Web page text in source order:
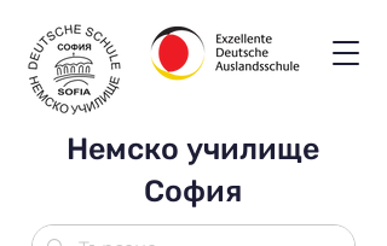
Немско училище
София